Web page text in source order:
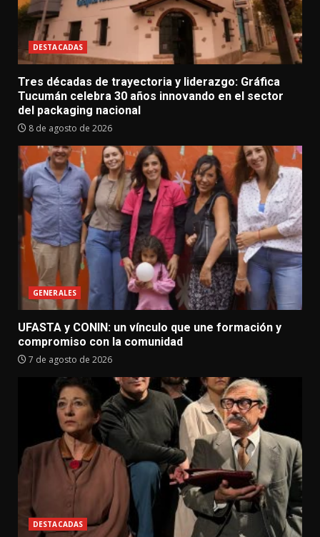
DESTACADAS
Tres décadas de trayectoria y liderazgo: Gráfica
Tucumán celebra 30 años innovando en el sector
del packaging nacional
8 de agosto de 2026
GENERALES
UFASTA y CONIN: un vínculo que une formación y
compromiso con la comunidad
7 de agosto de 2026
DESTACADAS